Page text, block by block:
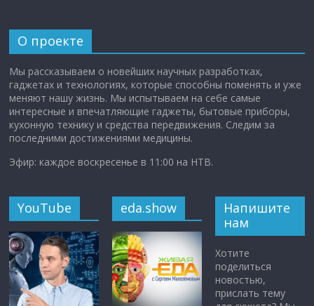
О проекте
Мы рассказываем о новейших научных разработках,
гаджетах и технологиях, которые способны поменять и уже
меняют нашу жизнь. Мы испытываем на себе самые
интересные и впечатляющие гаджеты, бытовые приборы,
кухонную технику и средства передвижения. Следим за
последними достижениями медицины.
Эфир: каждое воскресенье в 11:00 на НТВ.
YouTube eda.show
Напишите
нам
Хотите
поделиться
новостью,
прислать тему